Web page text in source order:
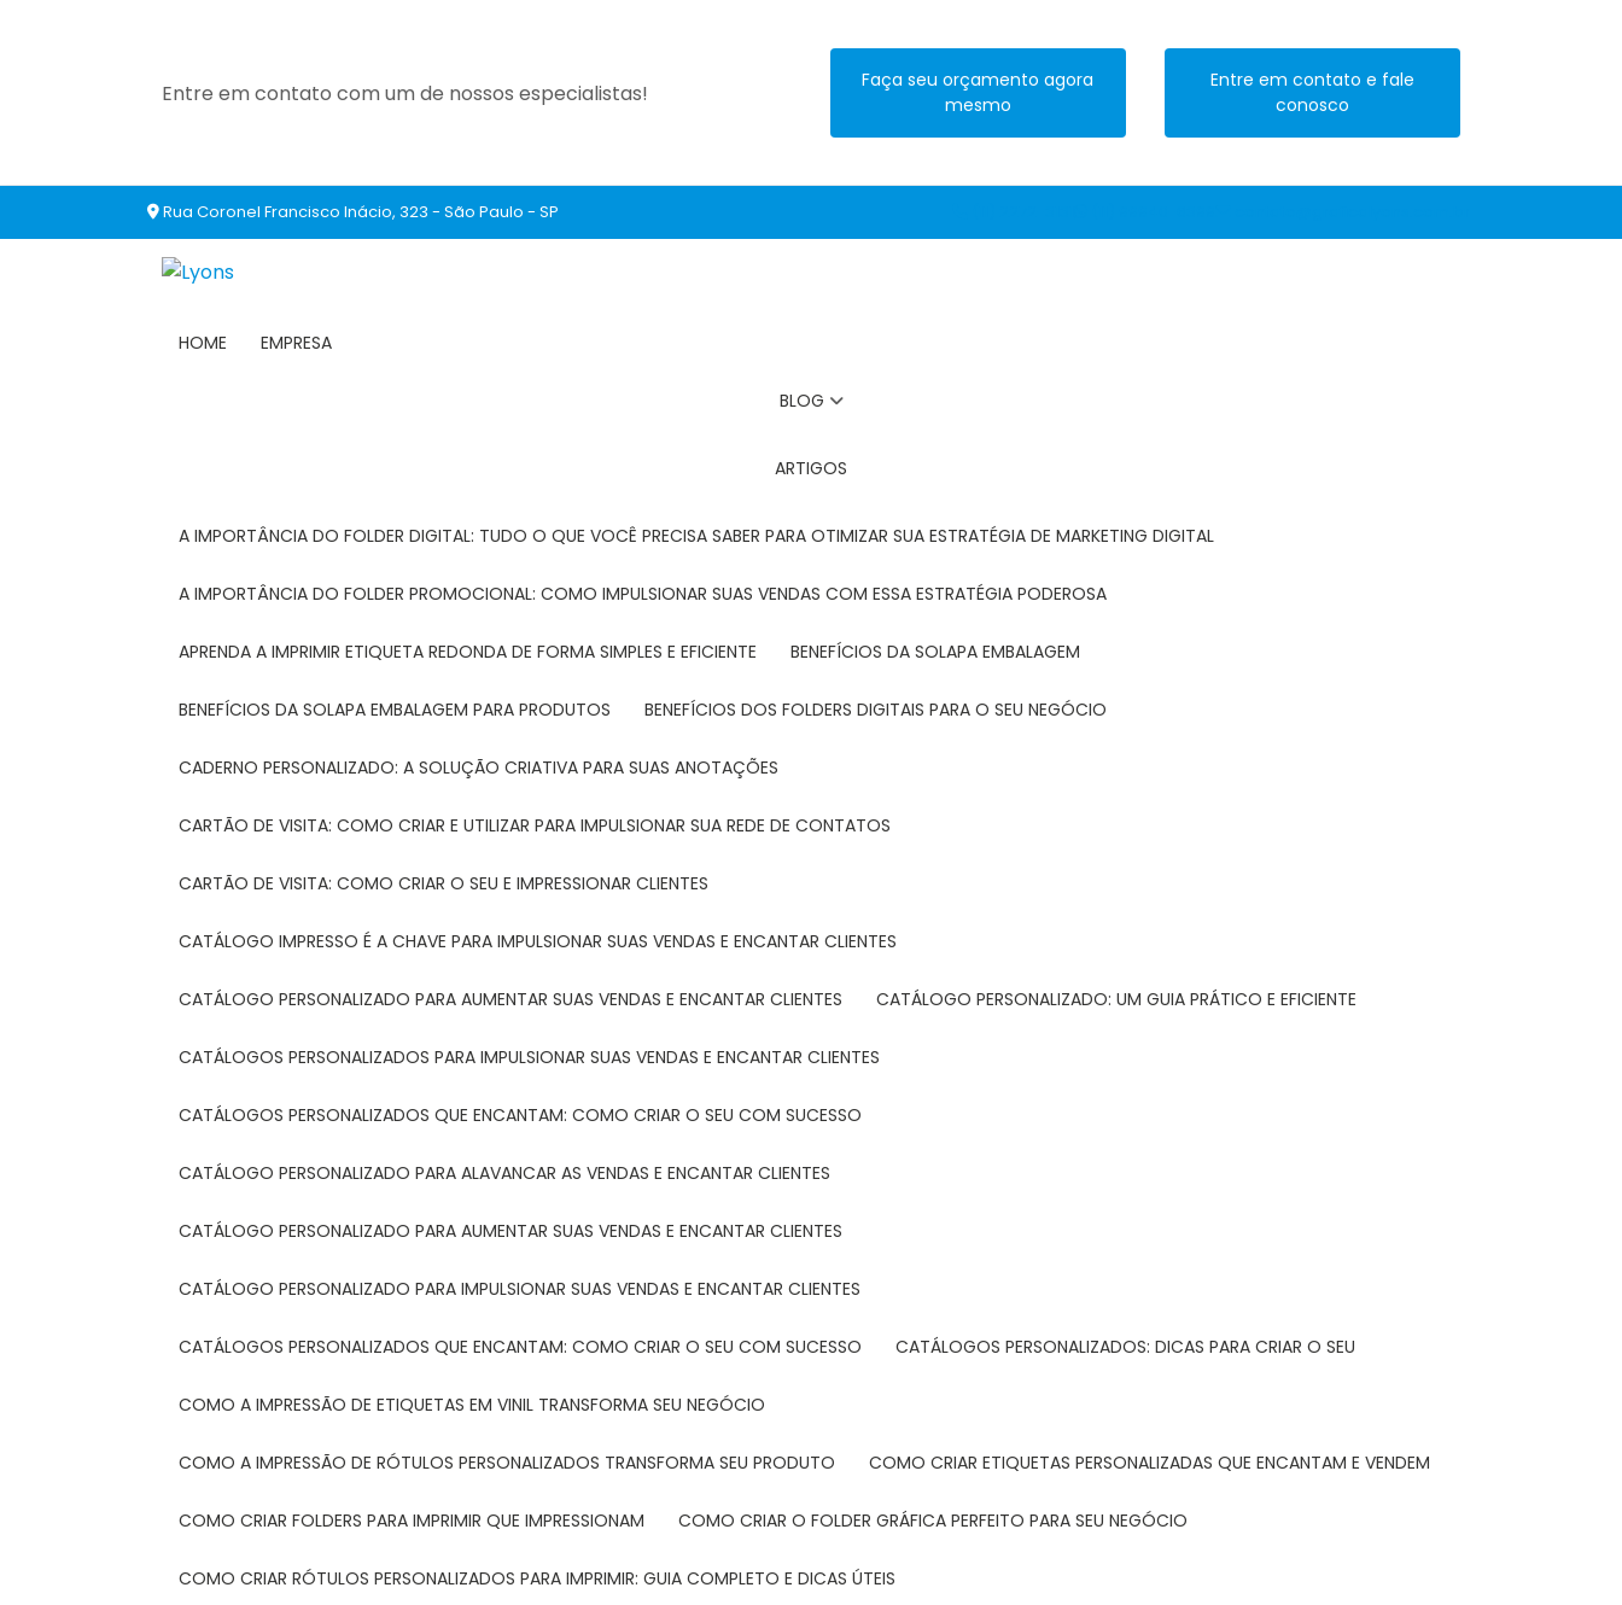
Entre em contato com um de nossos especialistas!
Faça seu orçamento agora
mesmo
Entre em contato e fale
conosco
Rua Coronel Francisco Inácio, 323 - São Paulo - SP
HOME EMPRESA
BLOG
ARTIGOS
A IMPORTÂNCIA DO FOLDER DIGITAL: TUDO O QUE VOCÊ PRECISA SABER PARA OTIMIZAR SUA ESTRATÉGIA DE MARKETING DIGITAL
A IMPORTÂNCIA DO FOLDER PROMOCIONAL: COMO IMPULSIONAR SUAS VENDAS COM ESSA ESTRATÉGIA PODEROSA
APRENDA A IMPRIMIR ETIQUETA REDONDA DE FORMA SIMPLES E EFICIENTE BENEFÍCIOS DA SOLAPA EMBALAGEM
BENEFÍCIOS DA SOLAPA EMBALAGEM PARA PRODUTOS BENEFÍCIOS DOS FOLDERS DIGITAIS PARA O SEU NEGÓCIO
CADERNO PERSONALIZADO: A SOLUÇÃO CRIATIVA PARA SUAS ANOTAÇÕES
CARTÃO DE VISITA: COMO CRIAR E UTILIZAR PARA IMPULSIONAR SUA REDE DE CONTATOS
CARTÃO DE VISITA: COMO CRIAR O SEU E IMPRESSIONAR CLIENTES
CATÁLOGO IMPRESSO É A CHAVE PARA IMPULSIONAR SUAS VENDAS E ENCANTAR CLIENTES
CATÁLOGO PERSONALIZADO PARA AUMENTAR SUAS VENDAS E ENCANTAR CLIENTES CATÁLOGO PERSONALIZADO: UM GUIA PRÁTICO E EFICIENTE
CATÁLOGOS PERSONALIZADOS PARA IMPULSIONAR SUAS VENDAS E ENCANTAR CLIENTES
CATÁLOGOS PERSONALIZADOS QUE ENCANTAM: COMO CRIAR O SEU COM SUCESSO
CATÁLOGO PERSONALIZADO PARA ALAVANCAR AS VENDAS E ENCANTAR CLIENTES
CATÁLOGO PERSONALIZADO PARA AUMENTAR SUAS VENDAS E ENCANTAR CLIENTES
CATÁLOGO PERSONALIZADO PARA IMPULSIONAR SUAS VENDAS E ENCANTAR CLIENTES
CATÁLOGOS PERSONALIZADOS QUE ENCANTAM: COMO CRIAR O SEU COM SUCESSO CATÁLOGOS PERSONALIZADOS: DICAS PARA CRIAR O SEU
COMO A IMPRESSÃO DE ETIQUETAS EM VINIL TRANSFORMA SEU NEGÓCIO
COMO A IMPRESSÃO DE RÓTULOS PERSONALIZADOS TRANSFORMA SEU PRODUTO COMO CRIAR ETIQUETAS PERSONALIZADAS QUE ENCANTAM E VENDEM
COMO CRIAR FOLDERS PARA IMPRIMIR QUE IMPRESSIONAM COMO CRIAR O FOLDER GRÁFICA PERFEITO PARA SEU NEGÓCIO
COMO CRIAR RÓTULOS PERSONALIZADOS PARA IMPRIMIR: GUIA COMPLETO E DICAS ÚTEIS